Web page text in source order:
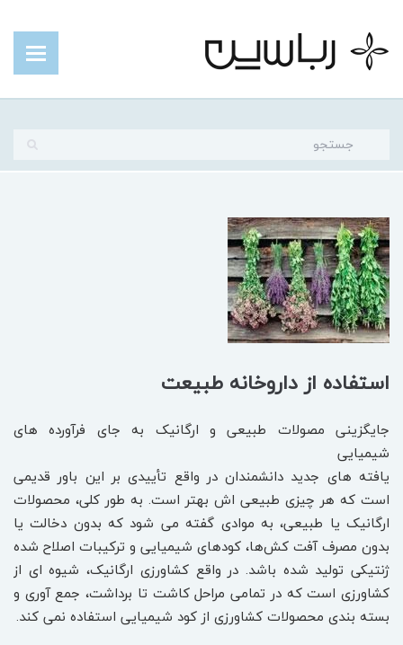
استفاده از داروخانه طبیعت
جایگزینی مصولات طبیعی و ارگانیک به جای فرآورده های
شیمیایی
یافته‌ های جدید دانشمندان در واقع تأییدی بر این باور قدیمی
است که هر چیزی طبیعی‌ اش بهتر است. به طور کلی، محصولات
ارگانیک یا طبیعی، به موادی گفته می‌ شود که بدون دخالت یا
بدون مصرف آفت‌ کش‌ها، کودهای شیمیایی و ترکیبات اصلاح شده
ژنتیکی تولید شده باشد. در واقع کشاورزی ارگانیک، شیوه ‌ای از
کشاورزی است که در تمامی مراحل کاشت تا برداشت، جمع آوری و
بسته ‌بندی محصولات کشاورزی از کود شیمیایی استفاده نمی ‌کند.